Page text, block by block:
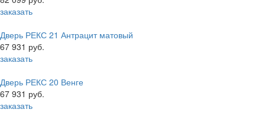
заказать
Дверь РЕКС 21 Антрацит матовый
67 931 руб.
заказать
Дверь РЕКС 20 Венге
67 931 руб.
заказать